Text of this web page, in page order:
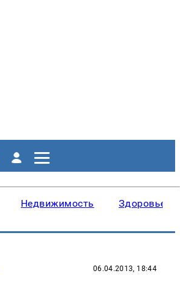
Недвижимость Здоровье
06.04.2013, 18:44